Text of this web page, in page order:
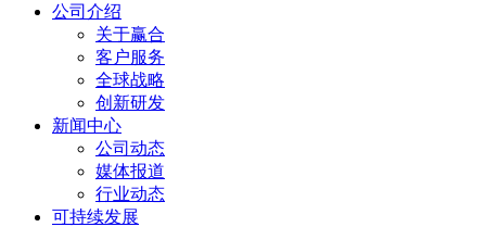
公司介绍
关于赢合
客户服务
全球战略
创新研发
新闻中心
公司动态
媒体报道
行业动态
可持续发展